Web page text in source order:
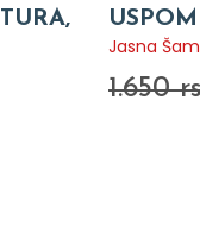
Jasna
1.650